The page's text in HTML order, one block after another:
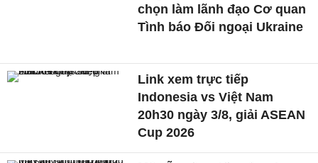
chọn làm lãnh đạo Cơ quan
Tình báo Đối ngoại Ukraine
Link xem trực tiếp
Indonesia vs Việt Nam
20h30 ngày 3/8, giải ASEAN
Cup 2026